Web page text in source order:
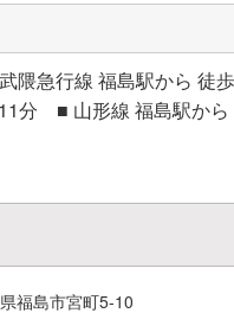
隈急行線 福島駅から
分 ■ 山形線 福島駅か
福島市宮町5-10